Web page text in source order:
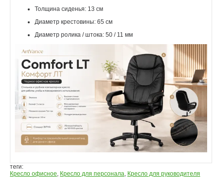
Толщина сиденья: 13 см
Диаметр крестовины: 65 см
Диаметр ролика / штока: 50 / 11 мм
теги:
Кресло офисное, Кресло для персонала, Кресло для руководителя